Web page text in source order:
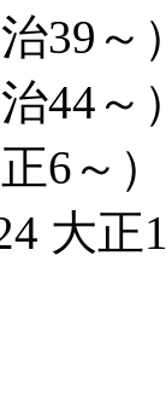
39～
44～
6～）
大正